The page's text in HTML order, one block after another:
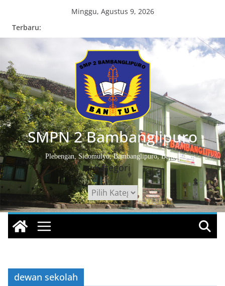
Minggu, Agustus 9, 2026
Terbaru:
SMPN 2 Bambanglipuro
Plebengan, Sidomulyo, Bambanglipuro, Bantul
Kategori
Kategori
dewan sekolah